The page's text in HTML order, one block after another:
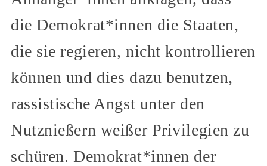
die Demokrat*innen die Staaten,
die sie regieren, nicht kontrollieren
können und dies dazu benutzen,
rassistische Angst unter den
Nutznießern weißer Privilegien zu
schüren. Demokrat*innen der